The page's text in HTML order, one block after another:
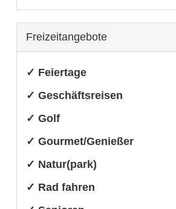
Freizeitangebote
✓ Feiertage
✓ Geschäftsreisen
✓ Golf
✓ Gourmet/Genießer
✓ Natur(park)
✓ Rad fahren